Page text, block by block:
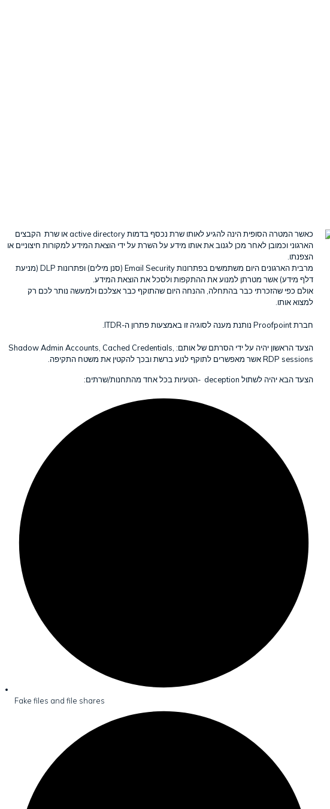
כאשר המטרה הסופית הינה להגיע לאותו שרת נכסף בדמות active directory או שרת הקבצים
הארגוני וכמובן לאחר מכן לגנוב את אותו מידע על השרת על ידי הוצאת המידע למקורות חיצוניים או
הצפנתו.
מרבית הארגונים היום משתמשים בפתרונות Email Security (סנן מילים) ופתרונות DLP (מניעת
דלף מידע) אשר מטרתן למנוע את ההתקפות ולסכל את הוצאת המידע.
אולם כפי שהזכרתי כבר בהתחלה, ההנחה היום שהתוקף כבר אצלכם ולמעשה נותר לכם רק
למצוא אותו.
חברתProofpoint נותנת מענה לסוגיה זו באמצעות פתרון ה-ITDR
.
הצעד הראשון יהיה על ידי הסרתם של אותם: Shadow Admin Accounts, Cached Credentials,
RDP sessions אשר מאפשרים לתוקף לנוע ברשת ובכך להקטין את משטח התקיפה.
הצעד הבא יהיה לשתול deception -הטעיות בכל אחד מהתחנות/שרתים:
Fake files and file shares